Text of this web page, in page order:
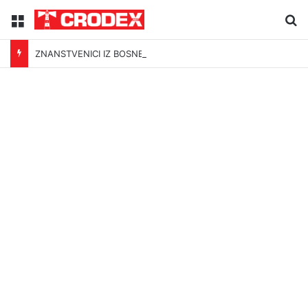
Menu
ZNANSTVENICI IZ BOSNE OTKRILI NACIZAM U – BOSNI!